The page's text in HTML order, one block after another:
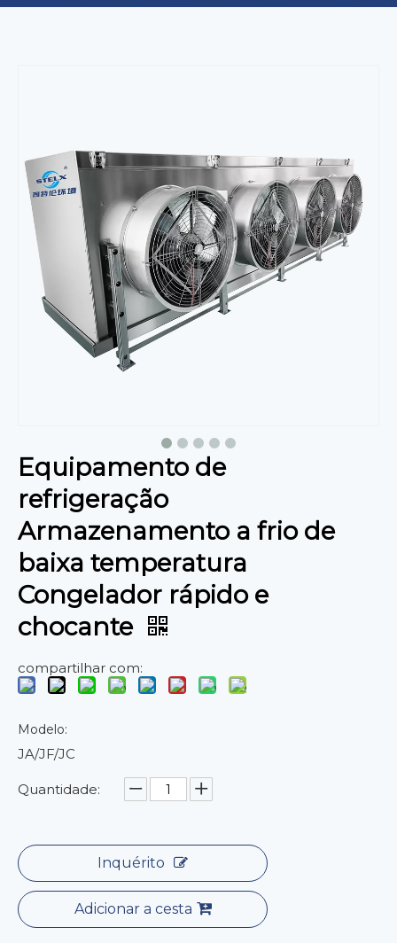
Equipamento de
refrigeração
Armazenamento a frio de
baixa temperatura
Congelador rápido e
chocante
compartilhar com:
Modelo:
JA/JF/JC
Quantidade:
Inquérito
Adicionar a cesta